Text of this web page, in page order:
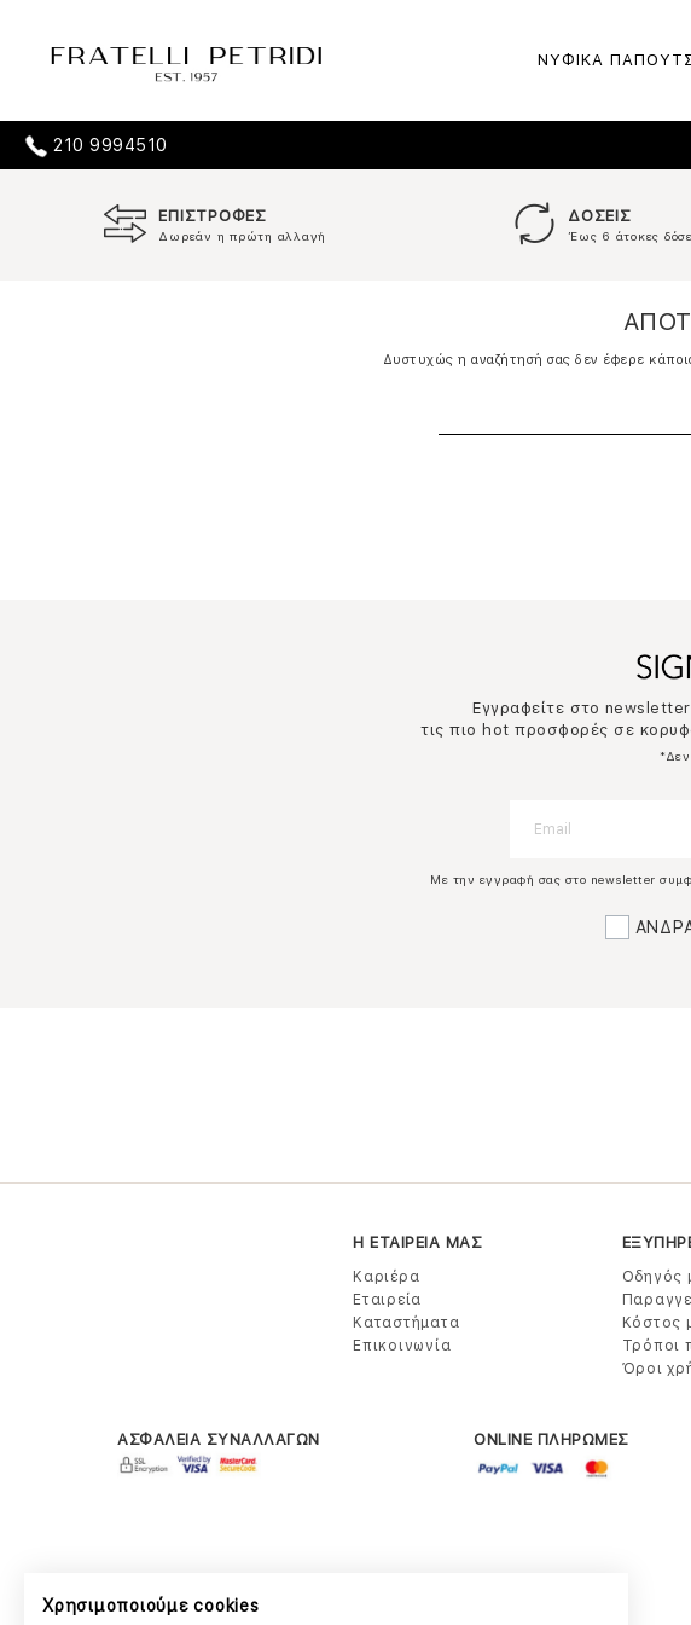
ΝΥΦΙΚΑ
210 9994510
ΕΠΙΣΤΡΟΦΕΣ
Δωρεάν η πρώτη αλλαγή
ΔΟΣΕΙΣ
Έως 6 άτοκες
Δυστυχώς η αναζήτησή σας δεν έφερε
Εγγραφείτε στο newsletter
τις πιο hot προσφορές σε
*Δεν
Με την εγγραφή σας στο newsletter
Η ΕΤΑΙΡΕΙΑ ΜΑΣ
Καριέρα
Εταιρεία
Καταστήματα
Επικοινωνία
Οδηγός
Κόστος
Τρόποι
Όροι
ΑΣΦΑΛΕΙΑ ΣΥΝΑΛΛΑΓΩΝ ONLINE ΠΛΗΡΩΜΕΣ
Χρησιμοποιούμε cookies